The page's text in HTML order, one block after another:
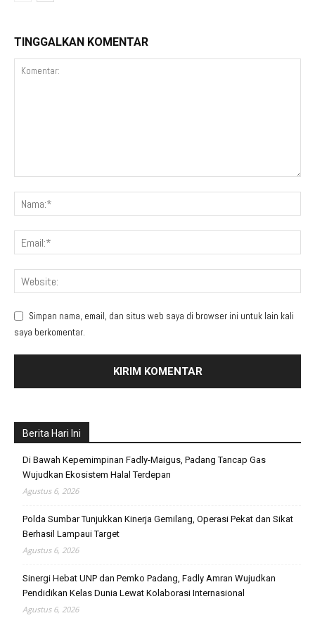
TINGGALKAN KOMENTAR
Simpan nama, email, dan situs web saya di browser ini untuk lain kali
saya berkomentar.
Berita Hari Ini
Di Bawah Kepemimpinan Fadly-Maigus, Padang Tancap Gas
Wujudkan Ekosistem Halal Terdepan
Agustus 6, 2026
Polda Sumbar Tunjukkan Kinerja Gemilang, Operasi Pekat dan Sikat
Berhasil Lampaui Target
Agustus 6, 2026
Sinergi Hebat UNP dan Pemko Padang, Fadly Amran Wujudkan
Pendidikan Kelas Dunia Lewat Kolaborasi Internasional
Agustus 6, 2026